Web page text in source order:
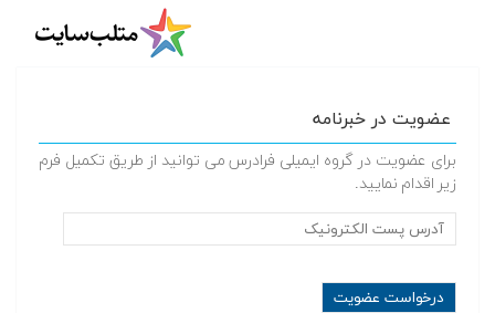
عضویت در خبرنامه
برای عضویت در گروه ایمیلی فرادرس می توانید از طریق تکمیل فرم
زیر اقدام نمایید.